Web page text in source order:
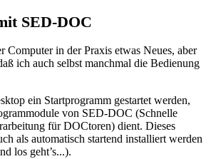
SED-DOC
Computer in der Praxis etwas Neues, aber
ich auch selbst manchmal die Bedienung
ein Startprogramm gestartet werden,
von SED-DOC (Schnelle
für DOCtoren) dient. Dieses
als automatisch startend installiert werden
los geht’s...).